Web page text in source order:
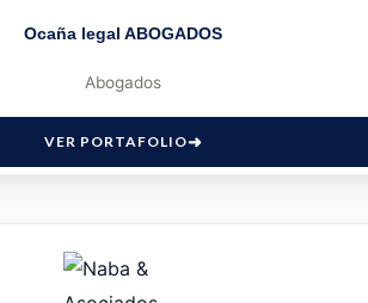
Ocaña legal ABOGADOS
Abogados
VER PORTAFOLIO